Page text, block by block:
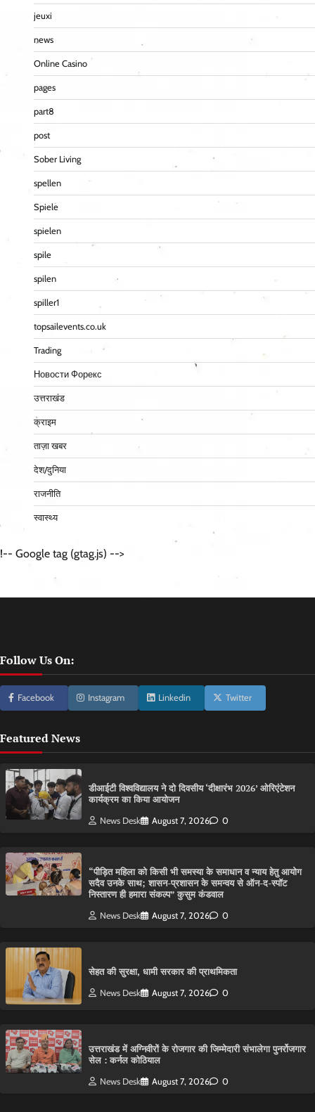
jeuxi
news
Online Casino
pages
part8
post
Sober Living
spellen
Spiele
spielen
spile
spilen
spiller1
topsailevents.co.uk
Trading
Новости Форекс
उत्तराखंड
क्राइम
ताज़ा खबर
देश/दुनिया
राजनीति
स्वास्थ्य
!-- Google tag (gtag.js) -->
Follow Us On:
Facebook Instagram Linkedin Twitter
Featured News
डीआईटी विश्वविद्यालय ने दो दिवसीय ‘दीक्षारंभ 2026’ ओरिएंटेशन
कार्यक्रम का किया आयोजन
News Desk August 7, 2026 0
“पीड़ित महिला को किसी भी समस्या के समाधान व न्याय हेतु आयोग
सदैव उनके साथ; शासन-प्रशासन के समन्वय से ऑन-द-स्पॉट
निस्तारण ही हमारा संकल्प” कुसुम कंडवाल
News Desk August 7, 2026 0
सेहत की सुरक्षा, धामी सरकार की प्राथमिकता
News Desk August 7, 2026 0
उत्तराखंड में अग्निवीरों के रोजगार की जिम्मेदारी संभालेगा पुनर्रोजगार
सेल : कर्नल कोठियाल
News Desk August 7, 2026 0